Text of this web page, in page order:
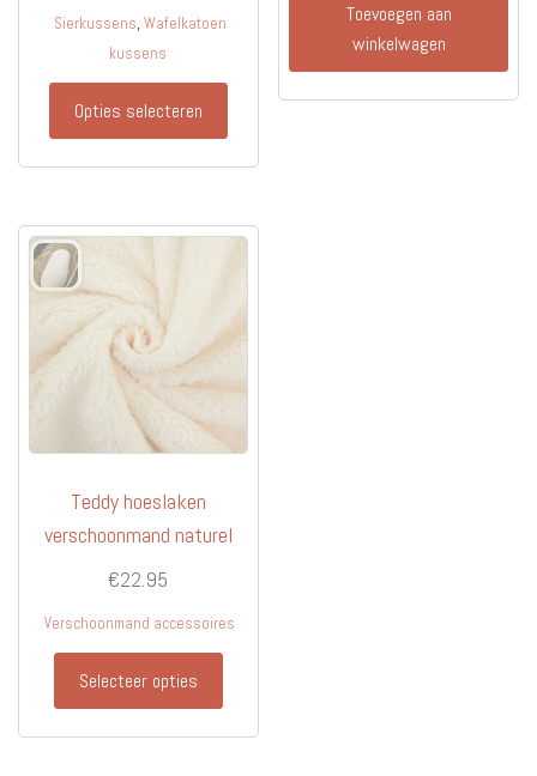
€20.90
Sierkussens, Wafelkatoen
kussens
Opties selecteren
Dit
Deze
gekozen
productpagina
Toevoegen aan
winkelwagen
Teddy hoeslaken
verschoonmand naturel
€22.95
Verschoonmand accessoires
Selecteer opties